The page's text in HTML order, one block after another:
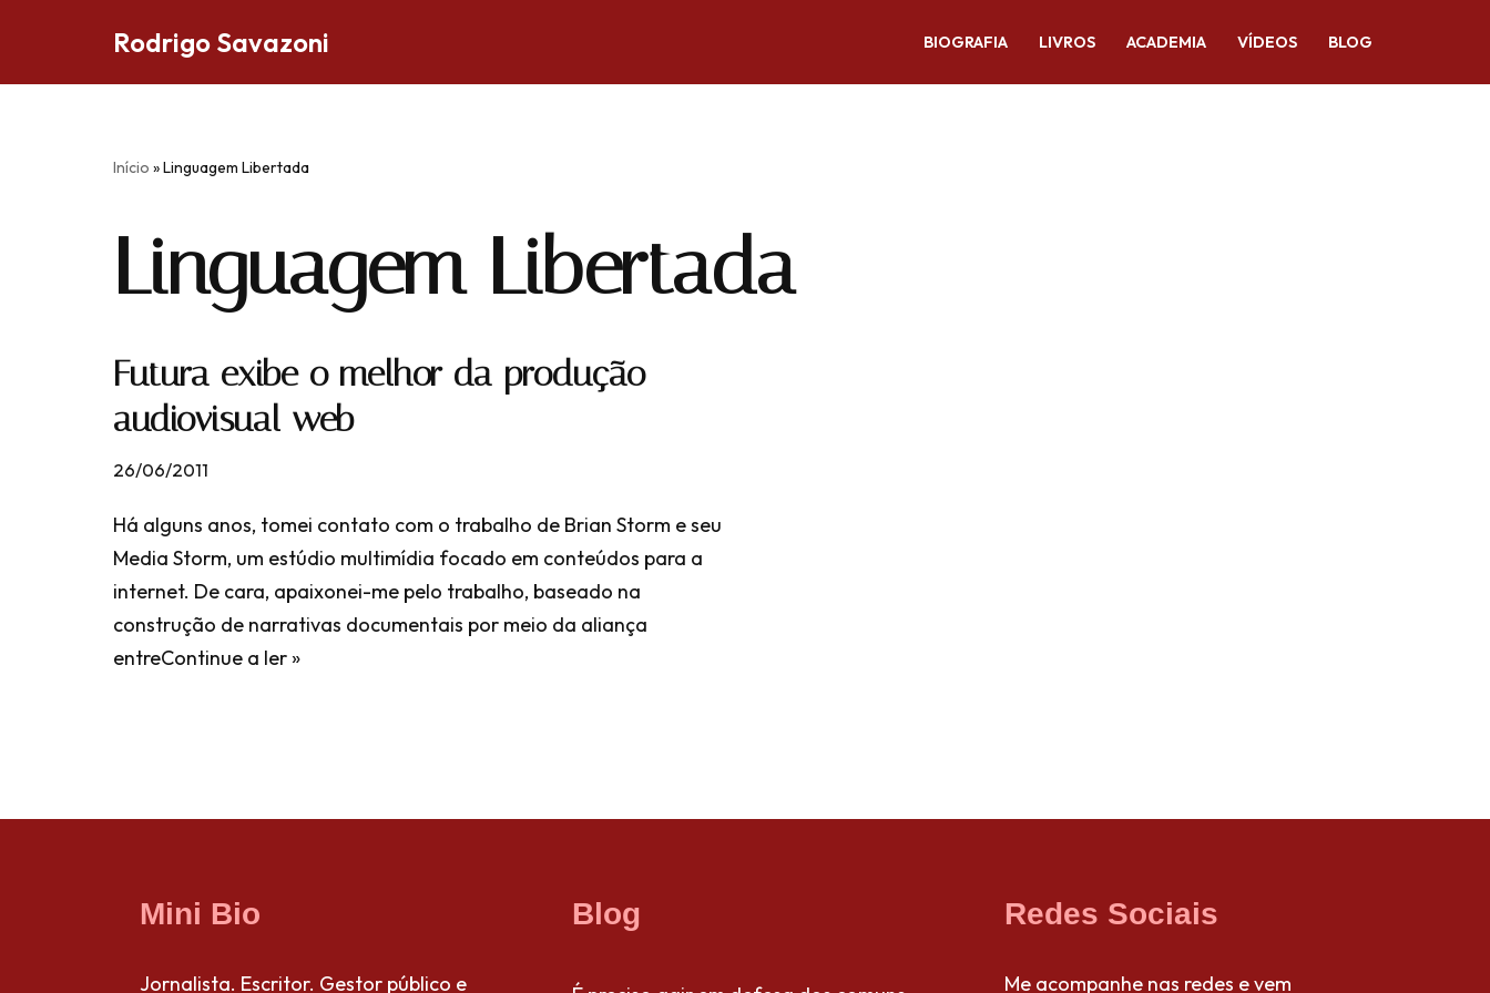
Rodrigo Savazoni BIOGRAFIA LIVROS ACADEMIA VÍDEOS BLOG
Início »Linguagem Libertada
Linguagem Libertada
Futura exibe o melhor da produção
audiovisual web
26/06/2011
Há alguns anos, tomei contato com o trabalho de Brian Storm e seu
Media Storm, um estúdio multimídia focado em conteúdos para a
internet. De cara, apaixonei-me pelo trabalho, baseado na
construção de narrativas documentais por meio da aliança
entreContinue a ler »
Mini Bio
Jornalista. Escritor. Gestor público e
Blog Redes Sociais
Me acompanhe nas redes e vem